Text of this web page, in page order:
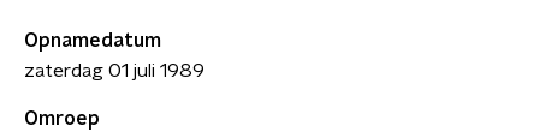
Opnamedatum
zaterdag 01 juli 1989
Omroep